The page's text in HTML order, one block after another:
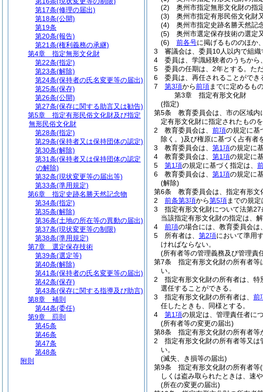
(2)
奥州市指定無形文化財の指
(3)
奥州市指定有形民俗文化財
(4)
奥州市指定史跡名勝天然記
(5)
奥州市選定保存技術の選定
(6)
前各号に掲げるもののほか
3
審議会は、委員10人以内で組織
4
委員は、学識経験者のうちから
5
委員の任期は、2年とする。 た
6
委員は、再任されることができ
7
第3項から前項までに定めるも
第3章
指定有形文化財
(指定)
第5条
教育委員会は、市の区域内
定有形文化財に指定されたもの
2
教育委員会は、 前項の規定に基
除く。)及び権原に基づく占有者
3
教育委員会は、 第1項の規定に
4
教育委員会は、 第1項の規定に
5
第1項の規定に基づく指定は、
6
教育委員会は、 第1項の規定に
(解除)
第6条
教育委員会は、指定有形文
2
前条第3項から第5項までの規定
3
指定有形文化財について法第
当該指定有形文化財の指定は、
4
前項の場合には、教育委員会は
5
所有者は、 第2項において準用
ければならない。
(所有者等の管理義務及び管理責
第7条
指定有形文化財の所有者
い。
2
指定有形文化財の所有者は、
選任することができる。
3
指定有形文化財の所有者は、 前
任したときも、同様とする。
4
第1項の規定は、管理責任者に
(所有者等の変更の届出)
第8条
指定有形文化財の所有者等
2
指定有形文化財の所有者等又
い。
(滅失、き損等の届出)
第9条
指定有形文化財の所有者等
しくは盗み取られたときは、速
(所在の変更の届出)
第17条(修理の届出)
第18条(公開)
第19条
第20条(報告)
第21条(権利義務の承継)
第4章
指定無形文化財
第22条(指定)
第23条(解除)
第24条(保持者の氏名変更等の届出)
第25条(保存)
第26条(公開)
第27条(保存に関する助言又は勧告)
第5章
指定有形民俗文化財及び指定
無形民俗文化財
第28条(指定)
第29条(保持者又は保持団体の認定)
第30条(解除)
第31条(保持者又は保持団体の認定
の解除)
第32条(現状変更等の届出等)
第33条(準用規定)
第6章
指定史跡名勝天然記念物
第34条(指定)
第35条(解除)
第36条(土地の所在等の異動の届出)
第37条(現状変更等の制限)
第38条(準用規定)
第7章
選定保存技術
第39条(選定等)
第40条(解除)
第41条(保持者の氏名変更等の届出)
第42条(保存)
第43条(保存に関する指導及び助言)
第8章
補則
第44条(委任)
第9章
罰則
第45条
第46条
第47条
第48条
附則